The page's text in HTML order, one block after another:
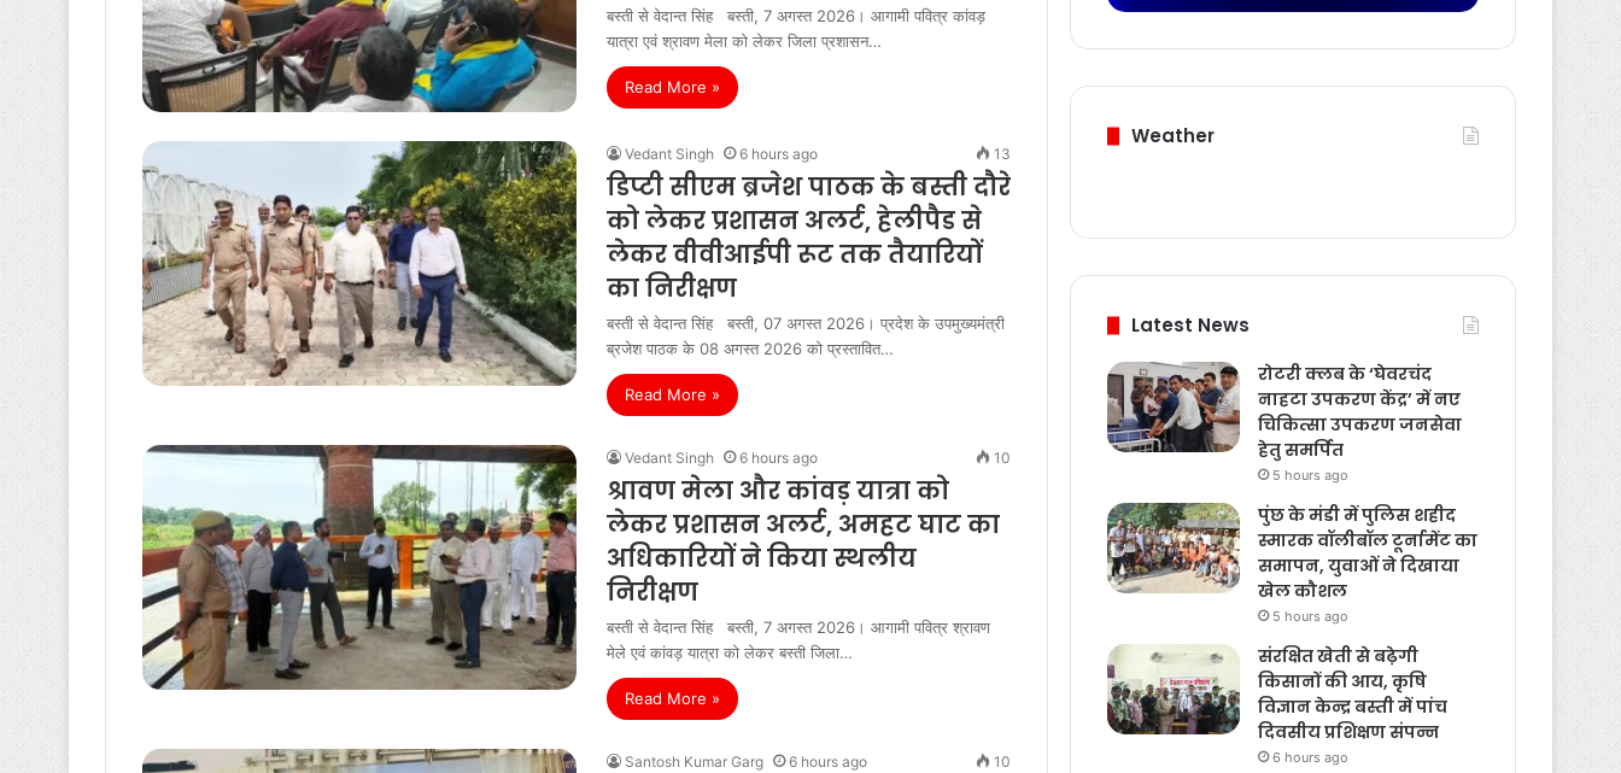
बस्ती से वेदान्त सिंह बस्ती, 7 अगस्त 2026। आगामी पवित्र कांवड़
यात्रा एवं श्रावण मेला को लेकर जिला प्रशासन…
Read More »
Vedant Singh 6 hours ago 13
डिप्टी सीएम ब्रजेश पाठक के बस्ती दौरे
को लेकर प्रशासन अलर्ट, हेलीपैड से
लेकर वीवीआईपी रूट तक तैयारियों
का निरीक्षण
बस्ती से वेदान्त सिंह बस्ती, 07 अगस्त 2026। प्रदेश के उपमुख्यमंत्री
ब्रजेश पाठक के 08 अगस्त 2026 को प्रस्तावित…
Read More »
Vedant Singh 6 hours ago 10
श्रावण मेला और कांवड़ यात्रा को
लेकर प्रशासन अलर्ट, अमहट घाट का
अधिकारियों ने किया स्थलीय
निरीक्षण
बस्ती से वेदान्त सिंह बस्ती, 7 अगस्त 2026। आगामी पवित्र श्रावण
मेले एवं कांवड़ यात्रा को लेकर बस्ती जिला…
Read More »
Santosh Kumar Garg 6 hours ago 10
Weather
Latest News
रोटरी क्लब के ‘घेवरचंद
नाहटा उपकरण केंद्र’ में नए
चिकित्सा उपकरण जनसेवा
हेतु समर्पित
5 hours ago
पुंछ के मंडी में पुलिस शहीद
स्मारक वॉलीबॉल टूर्नामेंट का
समापन, युवाओं ने दिखाया
खेल कौशल
5 hours ago
संरक्षित खेती से बढ़ेगी
किसानों की आय, कृषि
विज्ञान केन्द्र बस्ती में पांच
दिवसीय प्रशिक्षण संपन्न
6 hours ago